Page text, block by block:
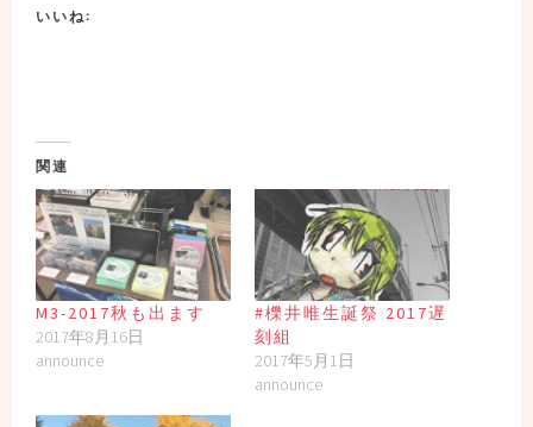
いいね:
関連
M3-2017秋も出ます
2017年8月16日
announce
#櫟井唯生誕祭 2017遅
刻組
2017年5月1日
announce